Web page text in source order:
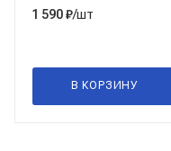
2170,2171,2172 ПРИОРА,
1 590₽/шт
В КОРЗИНУ